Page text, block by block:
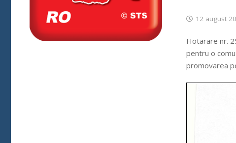
12 august
Hotarare nr.
pentru o
promovarea